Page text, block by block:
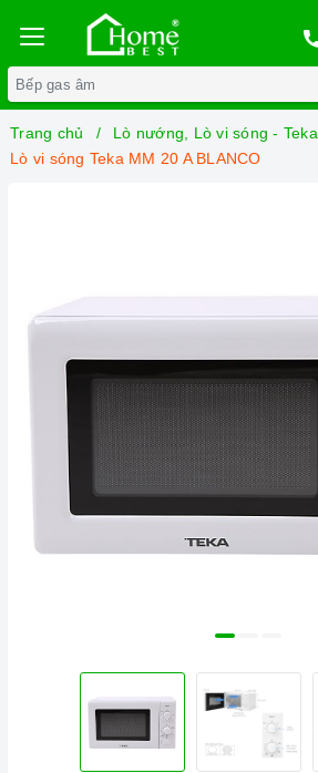
Trang chủ
Lò nướng, Lò vi sóng - Teka
Lò vi sóng Teka MM 20 A BLANCO